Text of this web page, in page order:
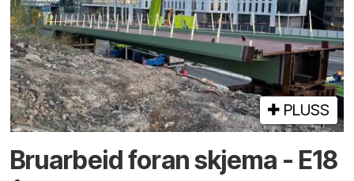
PLUSS
Bruarbeid foran skjema - E18